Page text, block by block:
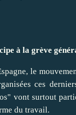
à la grève
, le
ces
vont surtout
du travail.